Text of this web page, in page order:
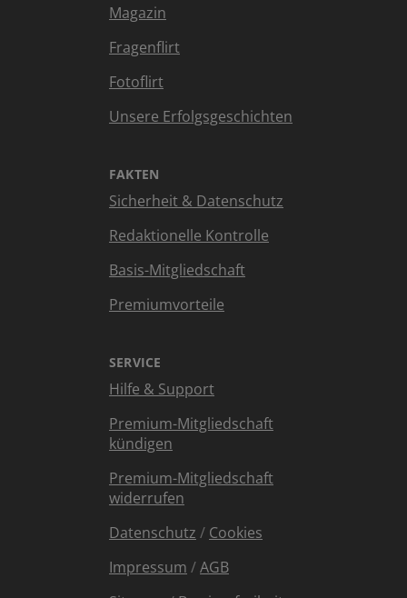
Magazin
Fragenflirt
Fotoflirt
Unsere Erfolgsgeschichten
FAKTEN
Sicherheit & Datenschutz
Redaktionelle Kontrolle
Basis-Mitgliedschaft
Premiumvorteile
SERVICE
Hilfe & Support
Premium-Mitgliedschaft
kündigen
Premium-Mitgliedschaft
widerrufen
Datenschutz / Cookies
Impressum /AGB